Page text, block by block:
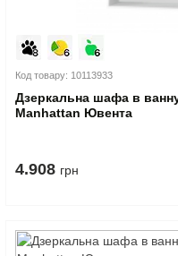
Код товару: 10113933
Дзеркальна шафа в
Manhattan Ювента
4.908 грн